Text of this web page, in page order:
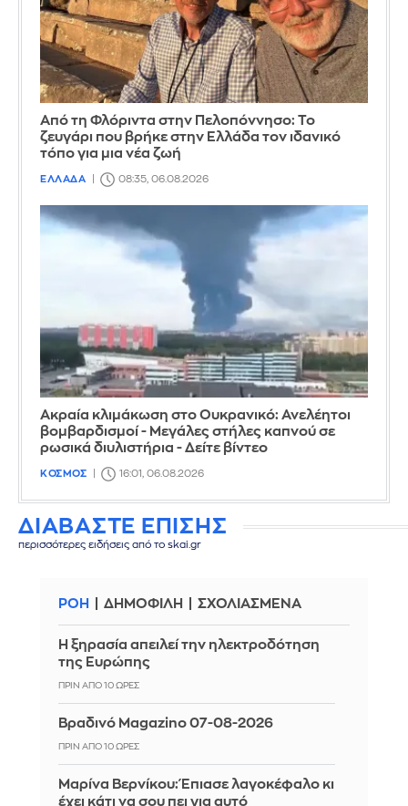
Από τη Φλόριντα στην Πελοπόννησο: Το
ζευγάρι που βρήκε στην Ελλάδα τον ιδανικό
τόπο για μια νέα ζωή
ΕΛΛΑΔΑ 08:35, 06.08.2026
Ακραία κλιμάκωση στο Ουκρανικό: Ανελέητοι
βομβαρδισμοί - Μεγάλες στήλες καπνού σε
ρωσικά διυλιστήρια - Δείτε βίντεο
ΚΟΣΜΟΣ 16:01, 06.08.2026
ΔΙΑΒΑΣΤΕ ΕΠΙΣΗΣ
περισσότερες ειδήσεις από το skai.gr
ΡΟΗ ΔΗΜΟΦΙΛΗ ΣΧΟΛΙΑΣΜΕΝΑ
Η ξηρασία απειλεί την ηλεκτροδότηση
της Ευρώπης
ΠΡΙΝ ΑΠΌ 10 ΏΡΕΣ
Βραδινό Magazino 07-08-2026
ΠΡΙΝ ΑΠΌ 10 ΏΡΕΣ
Μαρίνα Βερνίκου: Έπιασε λαγοκέφαλο κι
έχει κάτι να σου πει για αυτό